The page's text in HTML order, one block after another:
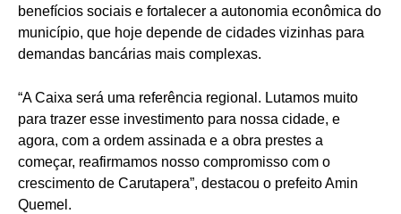
benefícios sociais e fortalecer a autonomia econômica do
município, que hoje depende de cidades vizinhas para
demandas bancárias mais complexas.
“A Caixa será uma referência regional. Lutamos muito
para trazer esse investimento para nossa cidade, e
agora, com a ordem assinada e a obra prestes a
começar, reafirmamos nosso compromisso com o
crescimento de Carutapera”, destacou o prefeito Amin
Quemel.